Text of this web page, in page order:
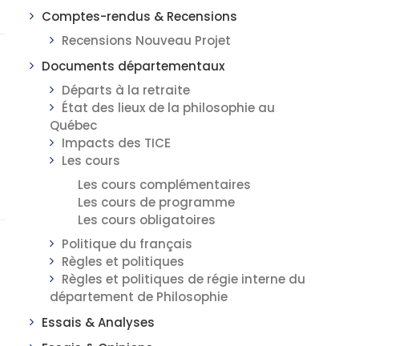
Comptes-rendus & Recensions
Recensions Nouveau Projet
Documents départementaux
Départs à la retraite
État des lieux de la philosophie au
Québec
Impacts des TICE
Les cours
Les cours complémentaires
Les cours de programme
Les cours obligatoires
Politique du français
Règles et politiques
Règles et politiques de régie interne du
département de Philosophie
Essais & Analyses